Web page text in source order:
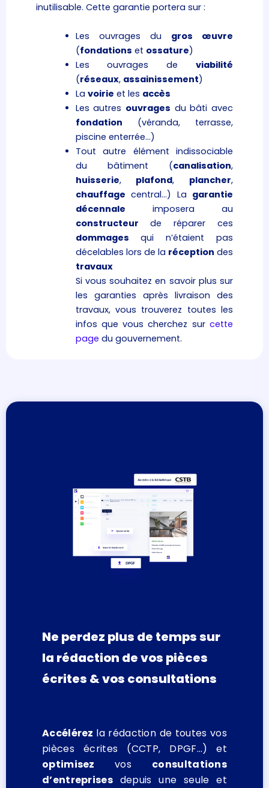
inutilisable. Cette garantie portera sur :
Les ouvrages du gros œuvre
(fondations et ossature)
Les ouvrages de viabilité
(réseaux, assainissement)
La voirie et les accès
Les autres ouvrages du bâti avec
fondation (véranda, terrasse,
piscine enterrée…)
Tout autre élément indissociable
du bâtiment (canalisation,
huisserie, plafond, plancher,
chauffage central…) La garantie
décennale imposera au
constructeur de réparer ces
dommages qui n’étaient pas
décelables lors de la réception des
travaux
Si vous souhaitez en savoir plus sur
les garanties après livraison des
travaux, vous trouverez toutes les
infos que vous cherchez sur cette
page du gouvernement.
Ne perdez plus de temps sur
la rédaction de vos pièces
écrites & vos consultations
Accélérez la rédaction de toutes vos
pièces écrites (CCTP, DPGF…) et
optimisez vos consultations
d’entreprisesdepuis une seule et